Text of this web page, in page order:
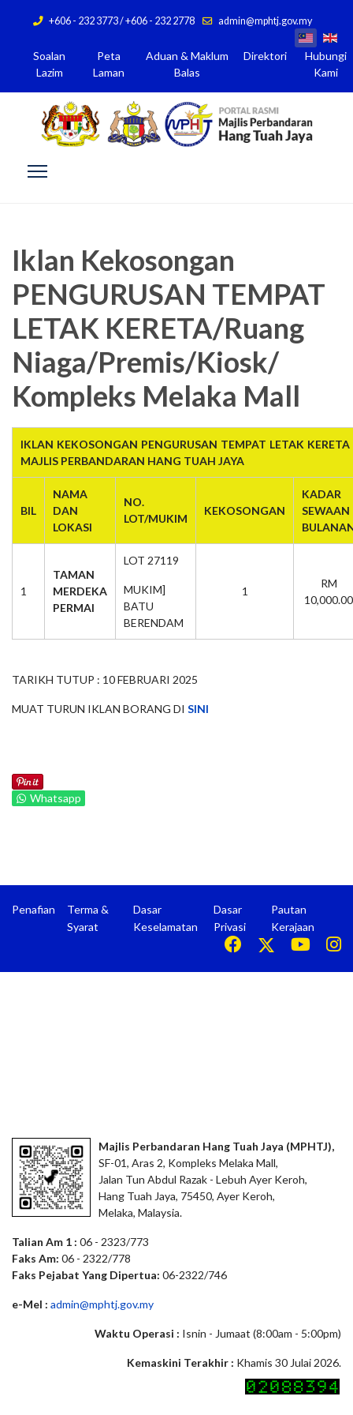
+606 - 232 3773 / +606 - 232 2778 admin@mphtj.gov.my
Soalan
Lazim
Peta
Laman
Aduan & Maklum
Balas
Direktori
Hubungi
Kami
Iklan Kekosongan
PENGURUSAN TEMPAT
LETAK KERETA/Ruang
Niaga/Premis/Kiosk/
Kompleks Melaka Mall
IKLAN KEKOSONGAN PENGURUSAN TEMPAT LETAK
MAJLIS PERBANDARAN HANG TUAH JAYA
BIL
NAMA
DAN
LOKASI
NO.
LOT/MUKIM
KEKOSONGAN
KADAR
SEWAAN
1
TAMAN
MERDEKA
PERMAI
LOT 27119
MUKIM]
BATU
BERENDAM
1
RM
10,000.00
TARIKH TUTUP : 10 FEBRUARI 2025
MUAT TURUN IKLAN BORANG DI SINI
Whatsapp
Penafian
Terma &
Syarat
Dasar
Keselamatan
Dasar
Privasi
Pautan
Kerajaan
Majlis Perbandaran Hang Tuah Jaya (MPHTJ),
SF-01, Aras 2, Kompleks Melaka Mall,
Jalan Tun Abdul Razak - Lebuh Ayer Keroh,
Hang Tuah Jaya, 75450, Ayer Keroh,
Melaka, Malaysia.
Talian Am 1 : 06 - 2323/773
Faks Am: 06 - 2322/778
Faks Pejabat Yang Dipertua: 06-2322/746
e-Mel : admin@mphtj.gov.my
Waktu Operasi : Isnin - Jumaat (8:00am - 5:00pm)
Kemaskini Terakhir : Khamis 30 Julai 2026.